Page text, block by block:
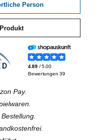
Person
Pay.